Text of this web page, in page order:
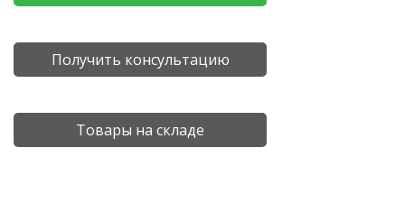
Получить консультацию
Товары на складе